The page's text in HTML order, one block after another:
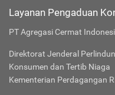
Layanan Pengaduan
PT Agregasi Cermat
Direktorat Jenderal
Konsumen dan Tertib Niaga
Kementerian Perdagangan